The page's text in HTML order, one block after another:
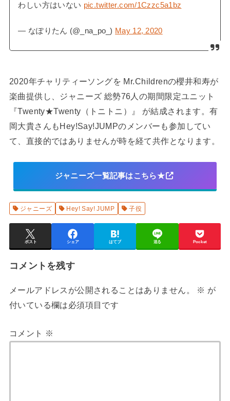
わしい方はいない pic.twitter.com/1Czzc5a1bz
— なぽりたん (@_na_po_) May 12, 2020
2020年チャリティーソングを Mr.Childrenの櫻井和寿が
楽曲提供し、ジャニーズ 総勢76人の期間限定ユニット
『Twenty★Twenty（トニトニ）』 が結成されます。有
岡大貴さんもHey!Say!JUMPのメンバーも参加してい
て、直接的ではありませんが時を経て共作となります。
ジャニーズ一覧記事はこちら★
ジャニーズ Hey! Say! JUMP 子役
ポスト シェア はてブ 送る Pocket
コメントを残す
メールアドレスが公開されることはありません。 ※ が
付いている欄は必須項目です
コメント ※